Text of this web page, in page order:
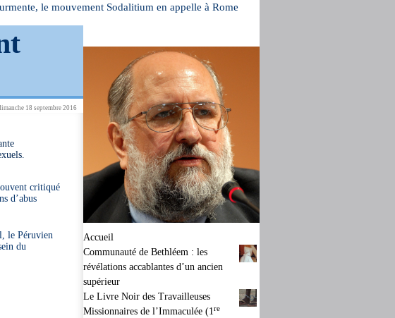
le mouvement Sodalitium en appelle à Rome
18 septembre 2016
critiqué
d’abus
le Péruvien
du
Accueil
Communauté de Bethléem : les
révélations accablantes d’un ancien
supérieur
Le Livre Noir des Travailleuses
Missionnaires de l’Immaculée (1re